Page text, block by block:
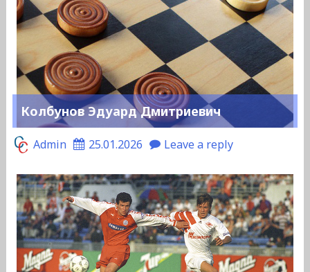
Колбунов Эдуард Дмитриевич
Admin 25.01.2026 Leave a reply